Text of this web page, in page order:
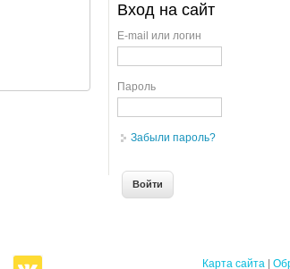
Вход на сайт
E-mail или логин
Пароль
Забыли пароль?
Карта сайта |